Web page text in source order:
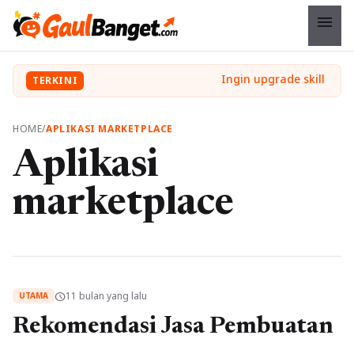
menu
TERKINI
HOME/APLIKASI MARKETPLACE
Aplikasi
marketplace
UTAMA schedule11 bulan yang lalu
Rekomendasi Jasa Pembuatan